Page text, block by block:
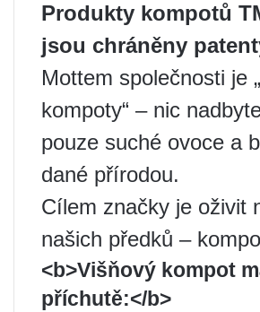
Produkty kompotů
jsou chráněny
Mottem společnosti je
kompoty“ – nic
pouze suché ovoce a
dané přírodou.
Cílem značky je oživit
našich předků –
<b>Višňový kompot
příchutě:</b>